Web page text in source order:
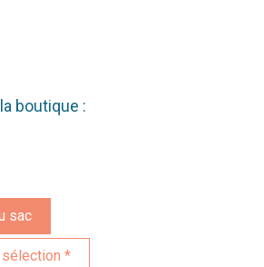
boutique :
sac